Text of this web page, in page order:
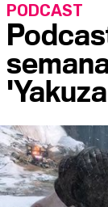
PODCAST